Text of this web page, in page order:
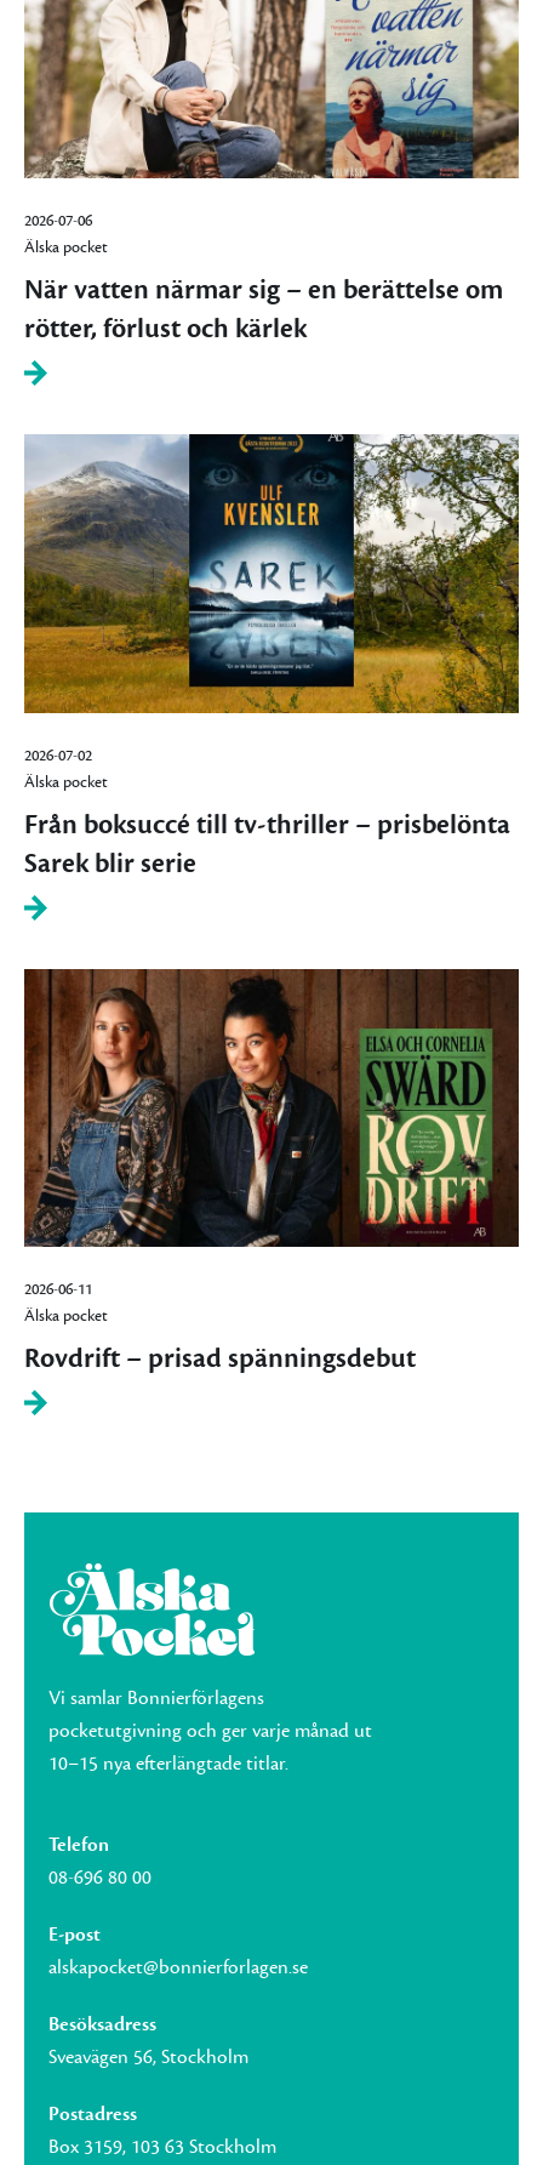
2026-07-06
Älska pocket
När vatten närmar sig – en berättelse om
rötter, förlust och kärlek
2026-07-02
Älska pocket
Från boksuccé till tv-thriller – prisbelönta
Sarek blir serie
2026-06-11
Älska pocket
Rovdrift – prisad spänningsdebut
Vi samlar Bonnierförlagens
pocketutgivning och ger varje månad ut
10–15 nya efterlängtade titlar.
Telefon
08-696 80 00
E-post
alskapocket@bonnierforlagen.se
Besöksadress
Sveavägen 56, Stockholm
Postadress
Box 3159, 103 63 Stockholm